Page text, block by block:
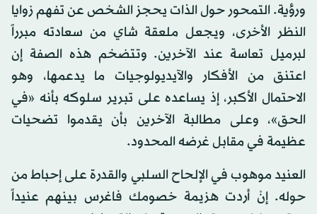
ورؤية. التمحور حول الذات يحجز الشخص عن تفهم زوايا
النظر الأخرى، ويجعل ملعقة شاي من سعادته مبرراً
لبرميل تعاسة عند الآخرين. وتتضخم هذه الصفة إن
اعتنق من الأفكار والآيديولوجيات ما يدعمها، وهو
الاحتمال الأكبر، إذ يساعده على تبرير سلوكه بأنه «في
الحق»، وعلى مطالبة الآخرين بأن يقدموا تضحيات
عظيمة في مقابل غرضه المحدود.
العنيد موهوب في الإلحاح السلبي والقدرة على إحباط من
حوله. إنْ أردت هزيمة خصومك فاغرس بينهم عنيداً